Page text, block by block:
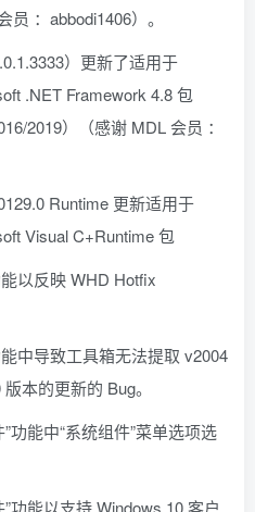
：abbodi1406）。
）更新了适用于
.NET Framework 4.8 包
2019）（感谢 MDL 会员 ：
Runtime 更新适用于
Visual C+Runtime 包
以反映 WHD Hotfix
中导致工具箱无法提取 v2004
本的更新的 Bug。
功能中“系统组件”菜单选项选
功能以支持 Windows 10 客户